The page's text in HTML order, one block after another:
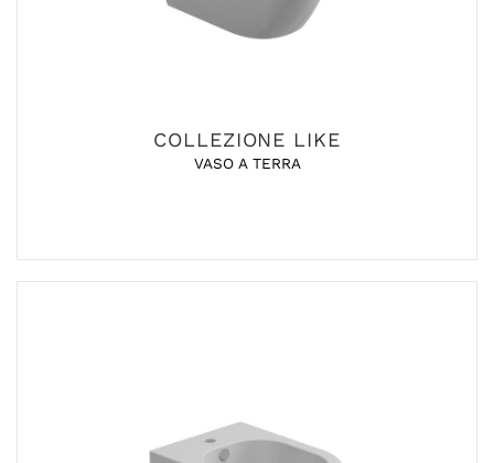
COLLEZIONE LIKE
VASO A TERRA